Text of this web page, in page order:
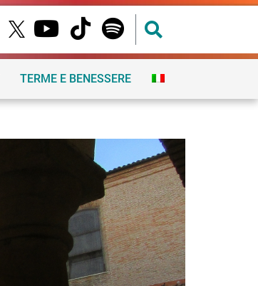
TERME E BENESSERE